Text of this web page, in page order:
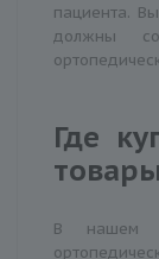
пациента.
должны
Где
В нашем